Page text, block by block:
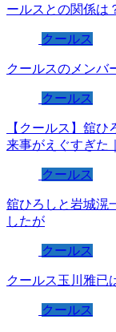
ールスとの関係は
クールス
クールスのメンバ
クールス
【クールス】舘
来事がえぐすぎた
クールス
舘ひろしと岩城滉
したが
クールス
クールス玉川雅已
クールス